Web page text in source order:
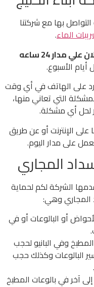
بها مع شركتنا
الماء.
تسليك مجاري وتطهيرها اتصل الان علي مدار 24 ساعه
أيام الأسبوع.
على الهاتف في أي وقت
التي تعاني منها،
لحل أي مشكلة.
الإنترنت أو عن طريق
على مدار اليوم.
المجاري
الشركة لكم لحماية
المجاري وهي:
أو البالوعات أو في
وفي البانيو لحجب
البالوعات وكذلك حجب
في بالوعات المطبخ